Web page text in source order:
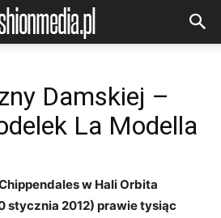
Damskiej –
La Modella
w Hali Orbita
stycznia 2012) prawie tysiąc